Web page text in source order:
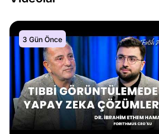
3 Gün Önce